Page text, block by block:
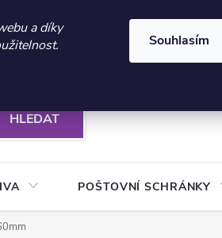
do 21.9.2026 ⏰ | Kód: LÉTO2026
a díky
Souhlasím
údajů
HLEDAT
POŠTOVNÍ SCHRÁNKY